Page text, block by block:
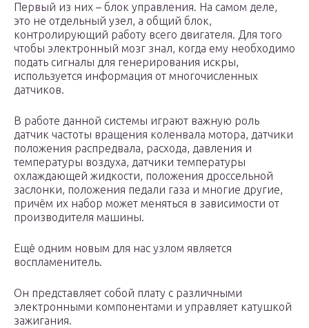
Первый из них – блок управления. На самом деле,
это не отдельный узел, а общий блок,
контролирующий работу всего двигателя. Для того
чтобы электронный мозг знал, когда ему необходимо
подать сигналы для генерирования искры,
используется информация от многочисленных
датчиков.
В работе данной системы играют важную роль
датчик частоты вращения коленвала мотора, датчики
положения распредвала, расхода, давления и
температуры воздуха, датчики температуры
охлаждающей жидкости, положения дроссельной
заслонки, положения педали газа и многие другие,
причём их набор может меняться в зависимости от
производителя машины.
Ещё одним новым для нас узлом является
воспламенитель.
Он представляет собой плату с различными
электронными компонентами и управляет катушкой
зажигания.